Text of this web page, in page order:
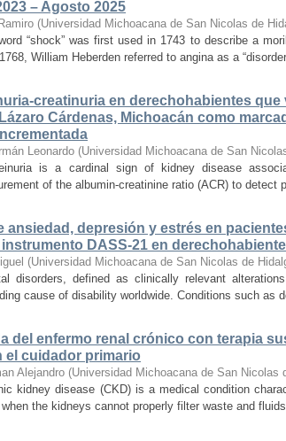
– Agosto 2025
(Universidad Michoacana de San Nicolas de
“shock” was first used in 1743 to describe a
William Heberden referred to angina as a
creatinuria en derechohabientes que
Lázaro Cárdenas, Michoacán como
Leonardo (Universidad Michoacana de San
is a cardinal sign of kidney disease
of the albumin-creatinine ratio (ACR) to detect
ansiedad, depresión y estrés en
DASS-21 en
(Universidad Michoacana de San Nicolas de
disorders, defined as clinically relevant
cause of disability worldwide. Conditions such as
del enfermo renal crónico con terapia
el cuidador primario
Alejandro (Universidad Michoacana de San Nicolas
kidney disease (CKD) is a medical condition
the kidneys cannot properly filter waste and